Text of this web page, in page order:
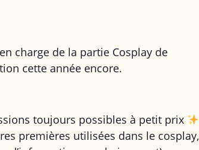
charge de la partie Cosplay de
cette année encore.
toujours possibles à petit prix
premières utilisées dans le cosplay,